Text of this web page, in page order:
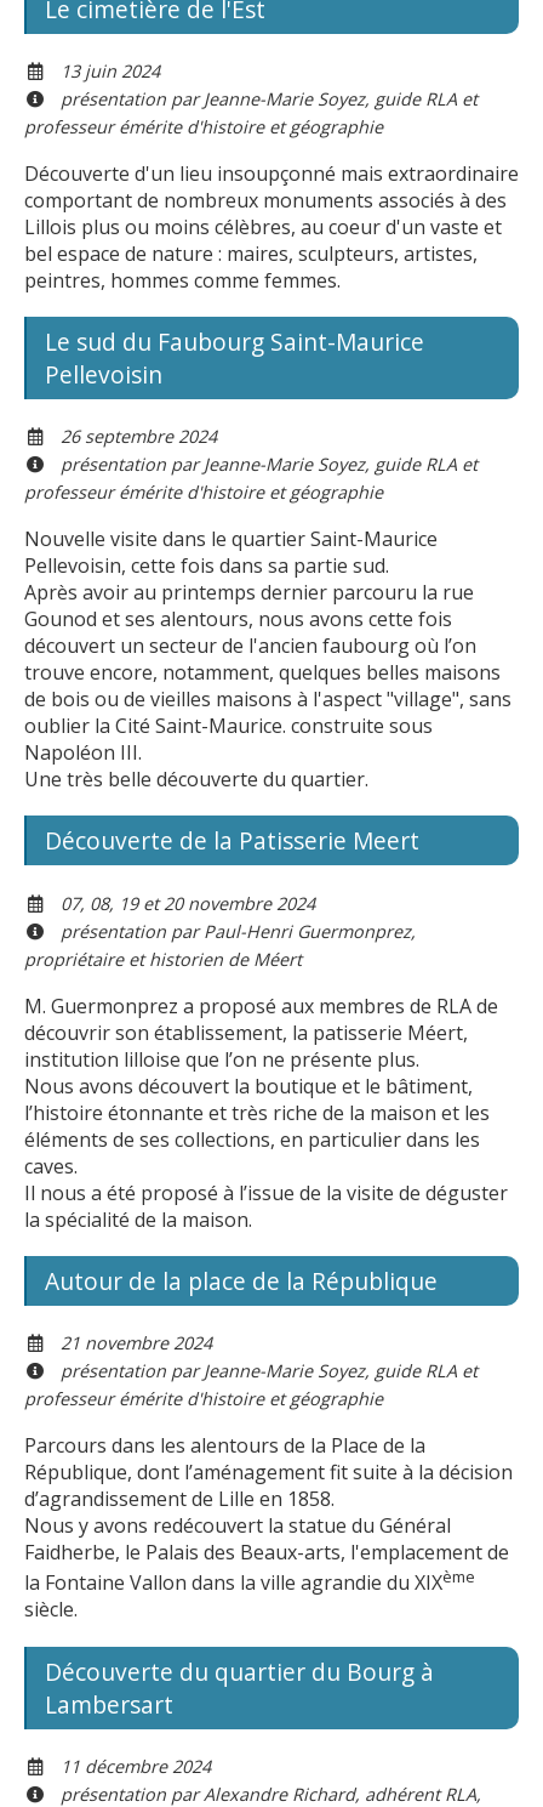
Le cimetière de l'Est
13 juin 2024
présentation par Jeanne-Marie Soyez, guide RLA et
professeur émérite d'histoire et géographie
Découverte d'un lieu insoupçonné mais extraordinaire
comportant de nombreux monuments associés à des
Lillois plus ou moins célèbres, au coeur d'un vaste et
bel espace de nature : maires, sculpteurs, artistes,
peintres, hommes comme femmes.
Le sud du Faubourg Saint-Maurice
Pellevoisin
26 septembre 2024
présentation par Jeanne-Marie Soyez, guide RLA et
professeur émérite d'histoire et géographie
Nouvelle visite dans le quartier Saint-Maurice
Pellevoisin, cette fois dans sa partie sud.
Après avoir au printemps dernier parcouru la rue
Gounod et ses alentours, nous avons cette fois
découvert un secteur de l'ancien faubourg où l’on
trouve encore, notamment, quelques belles maisons
de bois ou de vieilles maisons à l'aspect "village", sans
oublier la Cité Saint-Maurice. construite sous
Napoléon III.
Une très belle découverte du quartier.
Découverte de la Patisserie Meert
07, 08, 19 et 20 novembre 2024
présentation par Paul-Henri Guermonprez,
propriétaire et historien de Méert
M. Guermonprez a proposé aux membres de RLA de
découvrir son établissement, la patisserie Méert,
institution lilloise que l’on ne présente plus.
Nous avons découvert la boutique et le bâtiment,
l’histoire étonnante et très riche de la maison et les
éléments de ses collections, en particulier dans les
caves.
Il nous a été proposé à l’issue de la visite de déguster
la spécialité de la maison.
Autour de la place de la République
21 novembre 2024
présentation par Jeanne-Marie Soyez, guide RLA et
professeur émérite d'histoire et géographie
Parcours dans les alentours de la Place de la
République, dont l’aménagement fit suite à la décision
d’agrandissement de Lille en 1858.
Nous y avons redécouvert la statue du Général
Faidherbe, le Palais des Beaux-arts, l'emplacement de
la Fontaine Vallon dans la ville agrandie du XIXème
siècle.
Découverte du quartier du Bourg à
Lambersart
11 décembre 2024
présentation par Alexandre Richard, adhérent RLA,